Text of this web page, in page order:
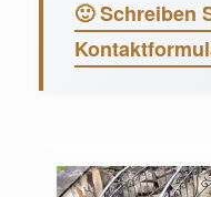
🙂 Schreiben